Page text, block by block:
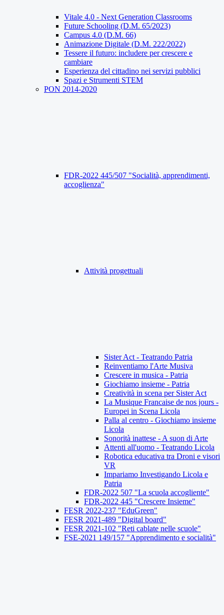
Vitale 4.0 - Next Generation Classrooms
Future Schooling (D.M. 65/2023)
Campus 4.0 (D.M. 66)
Animazione Digitale (D.M. 222/2022)
Tessere il futuro: includere per crescere e
cambiare
Esperienza del cittadino nei servizi pubblici
Spazi e Strumenti STEM
PON 2014-2020
FDR-2022 445/507 "Socialità, apprendimenti,
accoglienza"
Attività progettuali
Sister Act - Teatrando Patria
Reinventiamo l'Arte Musiva
Crescere in musica - Patria
Giochiamo insieme - Patria
Creatività in scena per Sister Act
La Musique Francaise de nos jours -
Europei in Scena Licola
Palla al centro - Giochiamo insieme
Licola
Sonorità inattese - A suon di Arte
Attenti all'uomo - Teatrando Licola
Robotica educativa tra Droni e visori
VR
Impariamo Investigando Licola e
Patria
FDR-2022 507 "La scuola accogliente"
FDR-2022 445 "Crescere Insieme"
FESR 2022-237 "EduGreen"
FESR 2021-489 "Digital board"
FESR 2021-102 "Reti cablate nelle scuole"
FSE-2021 149/157 "Apprendimento e socialità"